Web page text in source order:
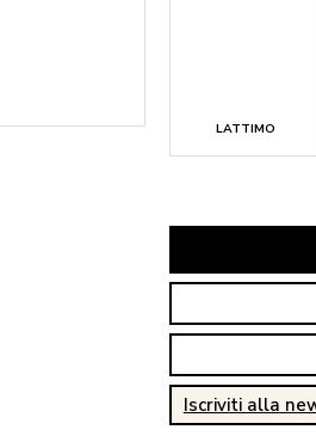
LATTIMO
Iscriviti alla